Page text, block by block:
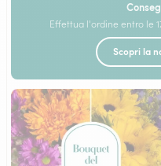
Effettua l'ordine entro le
Scopri la